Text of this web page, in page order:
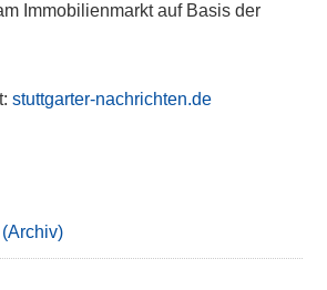
Immobilienmarkt auf Basis der
stuttgarter-nachrichten.de